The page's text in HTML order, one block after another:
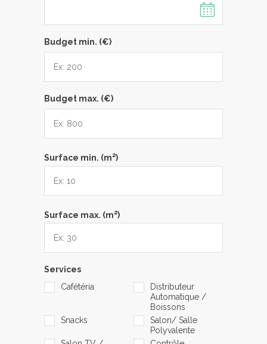
Budget min. (€)
Budget max. (€)
Surface min. (m2)
Surface max. (m2)
Services
Cafétéria
Distributeur
Automatique /
Boissons
Snacks
Salon/ Salle
Polyvalente